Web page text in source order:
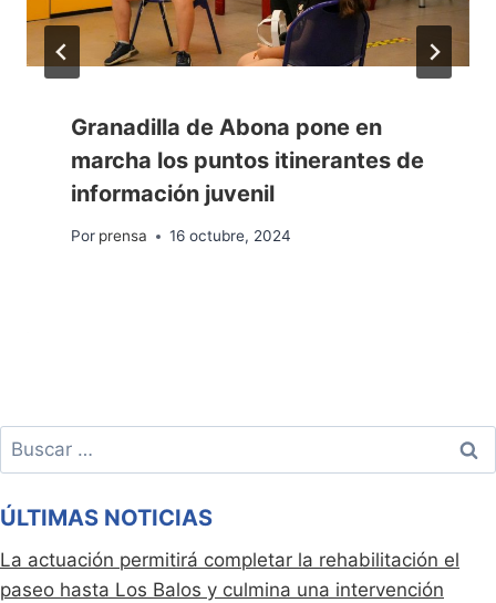
Granadilla de Abona pone en
marcha los puntos itinerantes de
información juvenil
Por prensa 16 octubre, 2024
Buscar:
ÚLTIMAS NOTICIAS
La actuación permitirá completar la rehabilitación el
paseo hasta Los Balos y culmina una intervención